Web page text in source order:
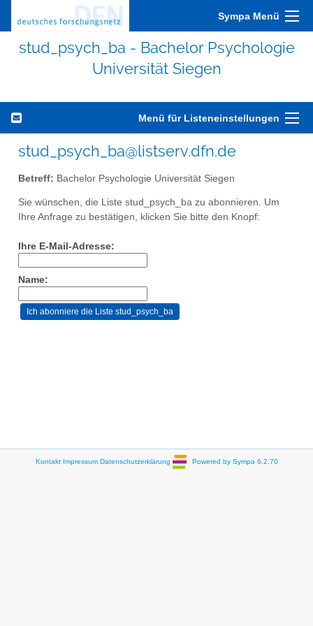
Sympa Menü
stud_psych_ba - Bachelor Psychologie
Universität Siegen
Menü für Listeneinstellungen
stud_psych_ba@listserv.dfn.de
Betreff: Bachelor Psychologie Universität Siegen
Sie wünschen, die Liste stud_psych_ba zu abonnieren. Um
Ihre Anfrage zu bestätigen, klicken Sie bitte den Knopf:
Ihre E-Mail-Adresse:
Name:
Kontakt Impressum Datenschutzerklärung Powered by Sympa 6.2.70